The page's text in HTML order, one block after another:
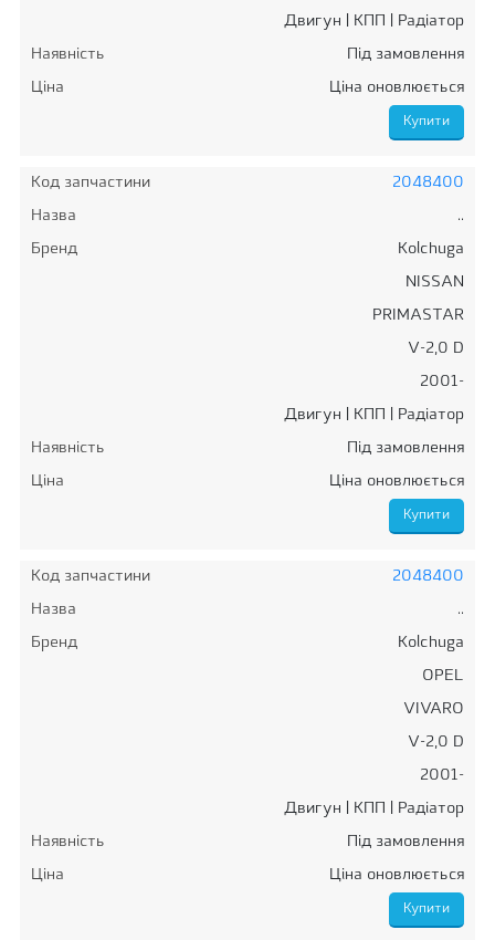
Двигун | КПП | Радіатор
Наявність
Під замовлення
Ціна
Ціна оновлюється
Код запчастини
2048400
Назва
..
Бренд
Kolchuga
NISSAN
PRIMASTAR
V-2,0 D
2001-
Двигун | КПП | Радіатор
Наявність
Під замовлення
Ціна
Ціна оновлюється
Код запчастини
2048400
Назва
..
Бренд
Kolchuga
OPEL
VIVARO
V-2,0 D
2001-
Двигун | КПП | Радіатор
Наявність
Під замовлення
Ціна
Ціна оновлюється